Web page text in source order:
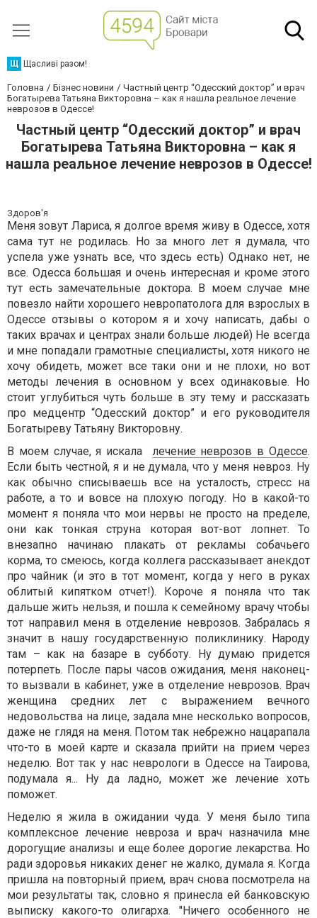
Щ Щасливі разом!
Головна Бізнес новини
Частный центр “Одесский доктор” и врач
Богатырева Татьяна Викторовна – как я нашла реальное лечение
неврозов в Одессе!
Частный центр “Одесский доктор” и врач
Богатырева Татьяна Викторовна – как я
нашла реальное лечение неврозов в Одессе!
Здоров'я
Меня зовут Лариса, я долгое время живу в Одессе, хотя
сама тут не родилась. Но за много лет я думала, что
успела уже узнать все, что здесь есть) Однако нет, не
все. Одесса большая и очень интересная и кроме этого
тут есть замечательные доктора. В моем случае мне
повезло найти хорошего невропатолога для взрослых в
Одессе отзывы о котором я и хочу написать, дабы о
таких врачах и центрах знали больше людей) Не всегда
и мне попадали грамотные специалисты, хотя никого не
хочу обидеть, может все таки они и не плохи, но вот
методы лечения в основном у всех одинаковые. Но
стоит углубиться чуть больше в эту тему и рассказать
про медцентр “Одесский доктор” и его руководителя
Богатыреву Татьяну Викторовну.
В моем случае, я искала лечение неврозов в Одессе.
Если быть честной, я и не думала, что у меня невроз. Ну
как обычно списываешь все на усталость, стресс на
работе, а то и вовсе на плохую погоду. Но в какой-то
момент я поняла что мои нервы не просто на пределе,
они как тонкая струна которая вот-вот лопнет. То
внезапно начинаю плакать от рекламы собачьего
корма, то смеюсь, когда коллега рассказывает анекдот
про чайник (и это в тот момент, когда у него в руках
облитый кипятком отчет!). Короче я поняла что так
дальше жить нельзя, и пошла к семейному врачу чтобы
тот направил меня в отделение неврозов. Забралась я
значит в нашу государственную поликлинику. Народу
там – как на базаре в субботу. Ну думаю придется
потерпеть. После пары часов ожидания, меня наконец-
то вызвали в кабинет, уже в отделение неврозов. Врач
женщина средних лет с выражением вечного
недовольства на лице, задала мне несколько вопросов,
даже не глядя на меня. Потом так небрежно нацарапала
что-то в моей карте и сказала прийти на прием через
неделю. Вот так у нас неврологи в Одессе на Таирова,
подумала я... Ну да ладно, может же лечение хоть
поможет.
Неделю я жила в ожидании чуда. У меня было типа
комплексное лечение невроза и врач назначила мне
дорогущие анализы и еще более дорогие лекарства. Но
ради здоровья никаких денег не жалко, думала я. Когда
пришла на повторный прием, врач снова посмотрела на
мои результаты так, словно я принесла ей банковскую
выписку какого-то олигарха. "Ничего особенного не